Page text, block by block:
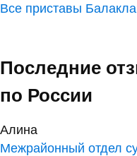
Все приставы
Последние
по России
Алина
Межрайонный отдел